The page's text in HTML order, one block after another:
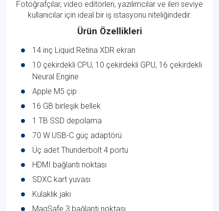
Fotoğrafçılar, video editörleri, yazılımcılar ve ileri seviye
kullanıcılar için ideal bir iş istasyonu niteliğindedir.
Ürün Özellikleri
14 inç Liquid Retina XDR ekran
10 çekirdekli CPU, 10 çekirdekli GPU, 16 çekirdekli
Neural Engine
Apple M5 çip
16 GB birleşik bellek
1 TB SSD depolama
70 W USB-C güç adaptörü
Üç adet Thunderbolt 4 portu
HDMI bağlantı noktası
SDXC kart yuvası
Kulaklık jakı
MagSafe 3 bağlantı noktası